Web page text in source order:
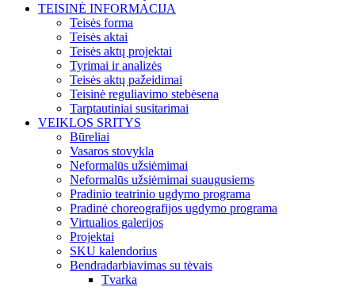
TEISINĖ INFORMACIJA
Teisės forma
Teisės aktai
Teisės aktų projektai
Tyrimai ir analizės
Teisės aktų pažeidimai
Teisinė reguliavimo stebėsena
Tarptautiniai susitarimai
VEIKLOS SRITYS
Būreliai
Vasaros stovykla
Neformalūs užsiėmimai
Neformalūs užsiėmimai suaugusiems
Pradinio teatrinio ugdymo programa
Pradinė choreografijos ugdymo programa
Virtualios galerijos
Projektai
SKU kalendorius
Bendradarbiavimas su tėvais
Tvarka